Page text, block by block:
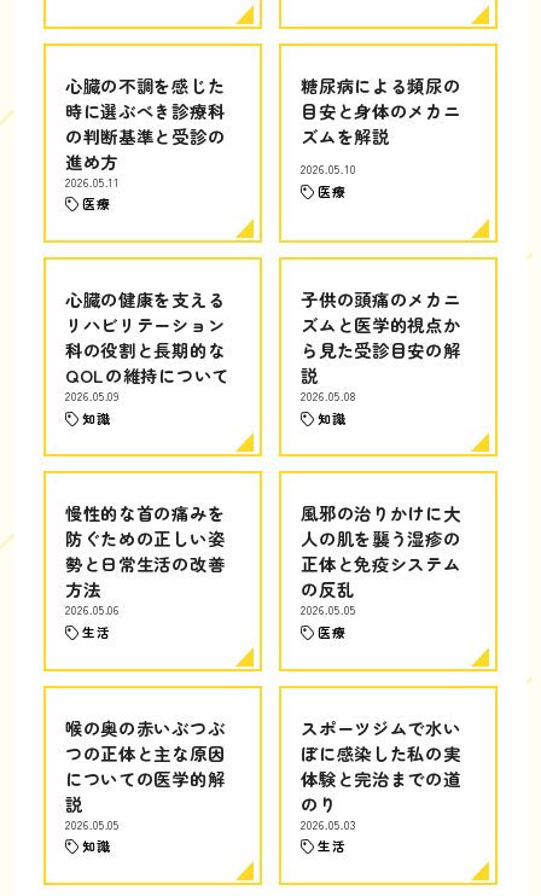
心臓の不調を感じた
時に選ぶべき診療科
の判断基準と受診の
進め方
2026.05.11
医療
糖尿病による頻尿の
目安と身体のメカニ
ズムを解説
2026.05.10
医療
心臓の健康を支える
リハビリテーション
科の役割と長期的な
QOLの維持について
2026.05.09
知識
子供の頭痛のメカニ
ズムと医学的視点か
ら見た受診目安の解
説
2026.05.08
知識
慢性的な首の痛みを
防ぐための正しい姿
勢と日常生活の改善
方法
2026.05.06
生活
風邪の治りかけに大
人の肌を襲う湿疹の
正体と免疫システム
の反乱
2026.05.05
医療
喉の奥の赤いぶつぶ
つの正体と主な原因
についての医学的解
説
2026.05.05
知識
スポーツジムで水い
ぼに感染した私の実
体験と完治までの道
のり
2026.05.03
生活